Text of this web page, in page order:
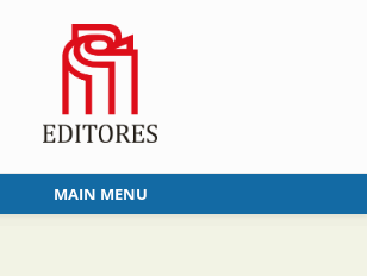
MAIN MENU